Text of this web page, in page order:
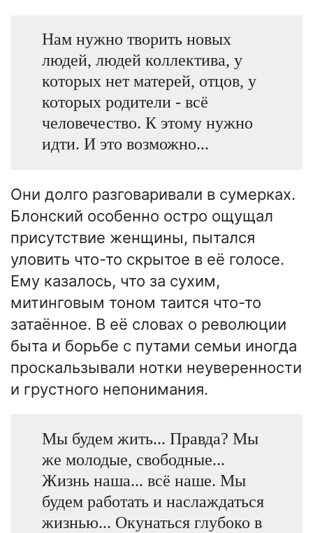
Нам нужно творить новых
людей, людей коллектива, у
которых нет матерей, отцов, у
которых родители - всё
человечество. К этому нужно
идти. И это возможно...
Они долго разговаривали в сумерках.
Блонский особенно остро ощущал
присутствие женщины, пытался
уловить что-то скрытое в её голосе.
Ему казалось, что за сухим,
митинговым тоном таится что-то
затаённое. В её словах о революции
быта и борьбе с путами семьи иногда
проскальзывали нотки неуверенности
и грустного непонимания.
Мы будем жить... Правда? Мы
же молодые, свободные...
Жизнь наша... всё наше. Мы
будем работать и наслаждаться
жизнью... Окунаться глубоко в